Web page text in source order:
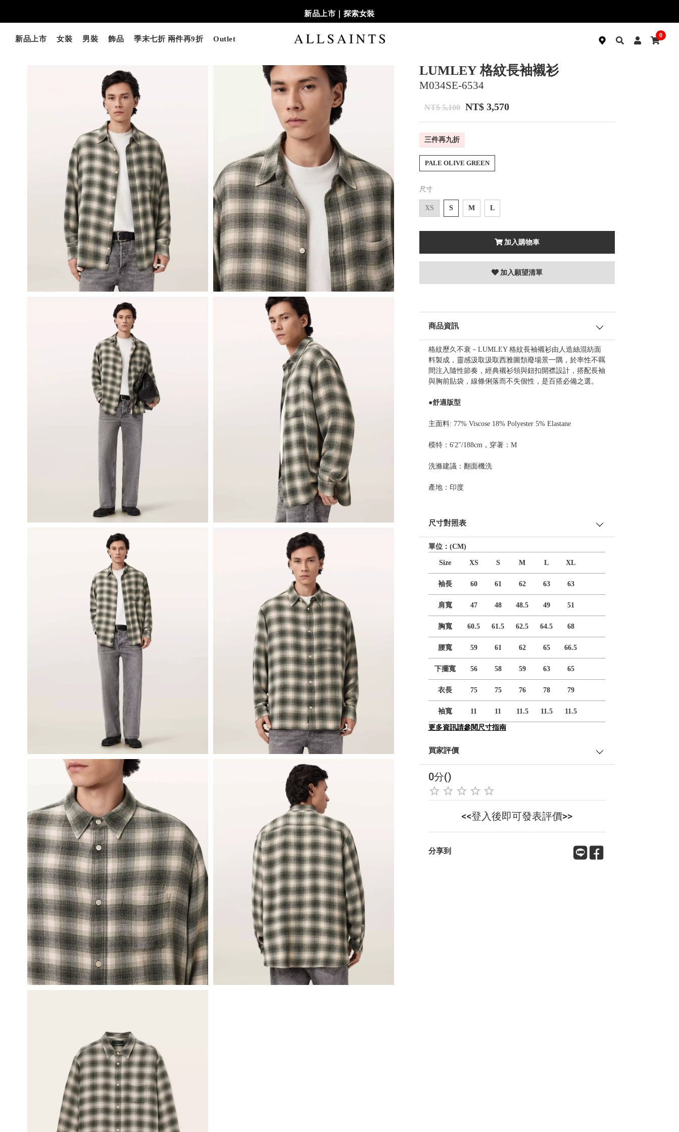
新品上市｜探索女裝
新品上市 女裝 男裝 飾品 季末七折 兩件再9折 Outlet 0
LUMLEY 格紋長袖襯衫
M034SE-6534
NT$ 5,100 NT$ 3,570
三件再九折
PALE OLIVE GREEN
尺寸
XS S M L
加入購物車
加入願望清單
商品資訊
格紋歷久不衰－LUMLEY 格紋長袖襯衫由人造絲混紡面
料製成，靈感汲取汲取西雅圖頹廢場景一隅，於率性不羈
間注入隨性節奏，經典襯衫領與鈕扣開襟設計，搭配長袖
與胸前貼袋，線條俐落而不失個性，是百搭必備之選。
●舒適版型
主面料: 77% Viscose 18% Polyester 5% Elastane
模特：6'2"/188cm，穿著：M
洗滌建議：翻面機洗
產地：印度
尺寸對照表
單位：(CM)
Size XS S M L XL
袖長 60 61 62 63 63
肩寬 47 48 48.5 49 51
胸寬 60.5 61.5 62.5 64.5 68
腰寬 59 61 62 65 66.5
下擺寬 56 58 59 63 65
衣長 75 75 76 78 79
袖寬 11 11 11.5 11.5 11.5
更多資訊請參閱尺寸指南
買家評價
0分()
<<登入後即可發表評價>>
分享到